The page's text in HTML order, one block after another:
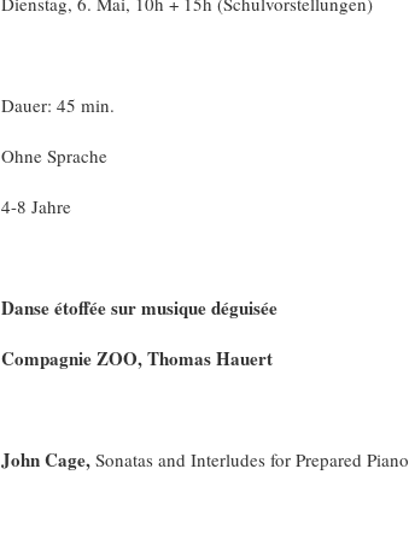
Dauer: 45 min.
Ohne Sprache
4-8 Jahre
Danse étofféesur musique déguisée
Compagnie ZOO, Thomas Hauert
John Cage, Sonatas and Interludes for Prepared Piano